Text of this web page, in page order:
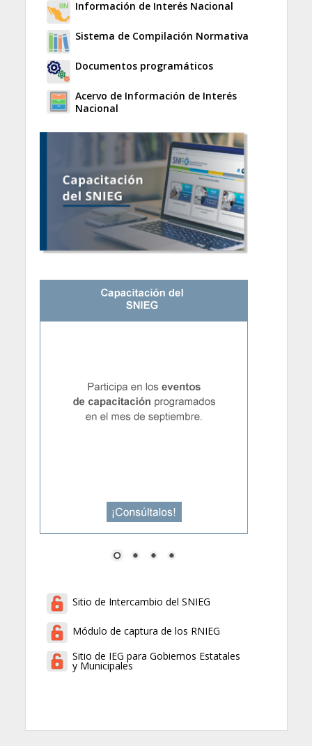
Información de Interés Nacional
Sistema de Compilación Normativa
Documentos programáticos
Acervo de Información de Interés
Nacional
Sitio de Intercambio del SNIEG
Módulo de captura de los RNIEG
Sitio de IEG para Gobiernos Estatales
y Municipales